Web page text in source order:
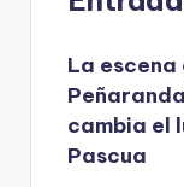
d
e
v
í
La
cambia el
Pascua